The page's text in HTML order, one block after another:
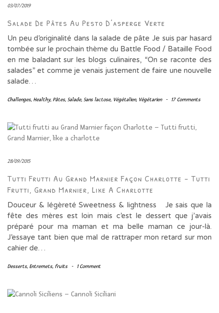
03/07/2019
Salade De Pâtes Au Pesto D’asperge Verte
Un peu d’originalité dans la salade de pâte Je suis par hasard
tombée sur le prochain thème du Battle Food / Bataille Food
en me baladant sur les blogs culinaires, “On se raconte des
salades” et comme je venais justement de faire une nouvelle
salade…
Challenges, Healthy, Pâtes, Salade, Sans lactose, Végétalien, Végétarien - 17 Comments
28/09/2015
Tutti Frutti Au Grand Marnier Façon Charlotte – Tutti
Frutti, Grand Marnier, Like A Charlotte
Douceur & légèreté Sweetness & lightness Je sais que la
fête des mères est loin mais c’est le dessert que j’avais
préparé pour ma maman et ma belle maman ce jour-là.
J’essaye tant bien que mal de rattraper mon retard sur mon
cahier de…
Desserts, Entremets, fruits - 1 Comment